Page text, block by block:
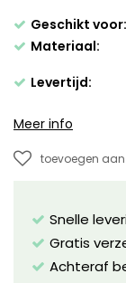
Geschikt voor:
Materiaal:
Levertijd:
Meer info
toevoegen
Snelle
Gratis
Achteraf